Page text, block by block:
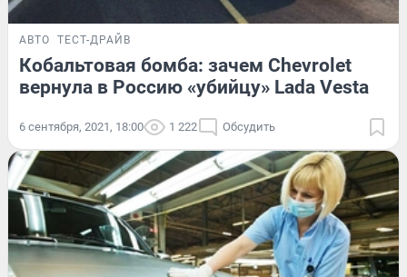
АВТО ТЕСТ-ДРАЙВ
Кобальтовая бомба: зачем Chevrolet
вернула в Россию «убийцу» Lada Vesta
6 сентября, 2021, 18:00 1 222 Обсудить